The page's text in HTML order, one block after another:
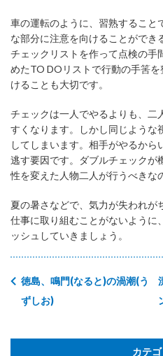
車の運転のように、習熟すること
な部分に注意を向けることができ
チェックリストを作って点検の手
めたTO DOリストで行動の手筈
けることも大切です。
チェックは一人でやるよりも、二
すくなります。しかし同じような
してしまいます。相手がやるか
逃す要因です。ダブルチェックが
性を変えた人物二人が行うべきな
夏の暑さなどで、気力が失われが
仕事に取り組むことがないように
ッシュしていきましょう。
徳島、鳴門(なると)の渦潮(う
ずしお)
カテ